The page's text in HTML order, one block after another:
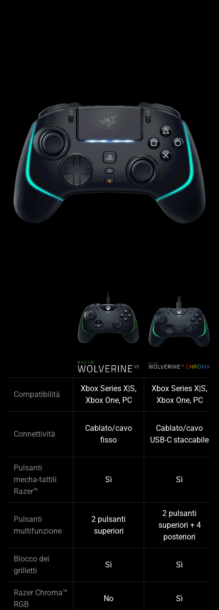
Compatibilità
Xbox Series X|S,
Xbox One, PC
Xbox Series X|S,
Xbox One, PC
Connettività
Cablato/cavo
fisso
Cablato/cavo
USB-C staccabile
Pulsanti
mecha-tattili
Razer™
Sì Sì
Pulsanti
multifunzione
2 pulsanti
superiori
2 pulsanti
superiori + 4
posteriori
Blocco dei
grilletti
Sì Sì
Razer Chroma™
RGB
No Sì